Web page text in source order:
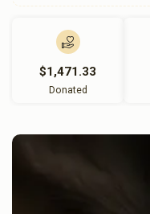
$1,471.33
Donated